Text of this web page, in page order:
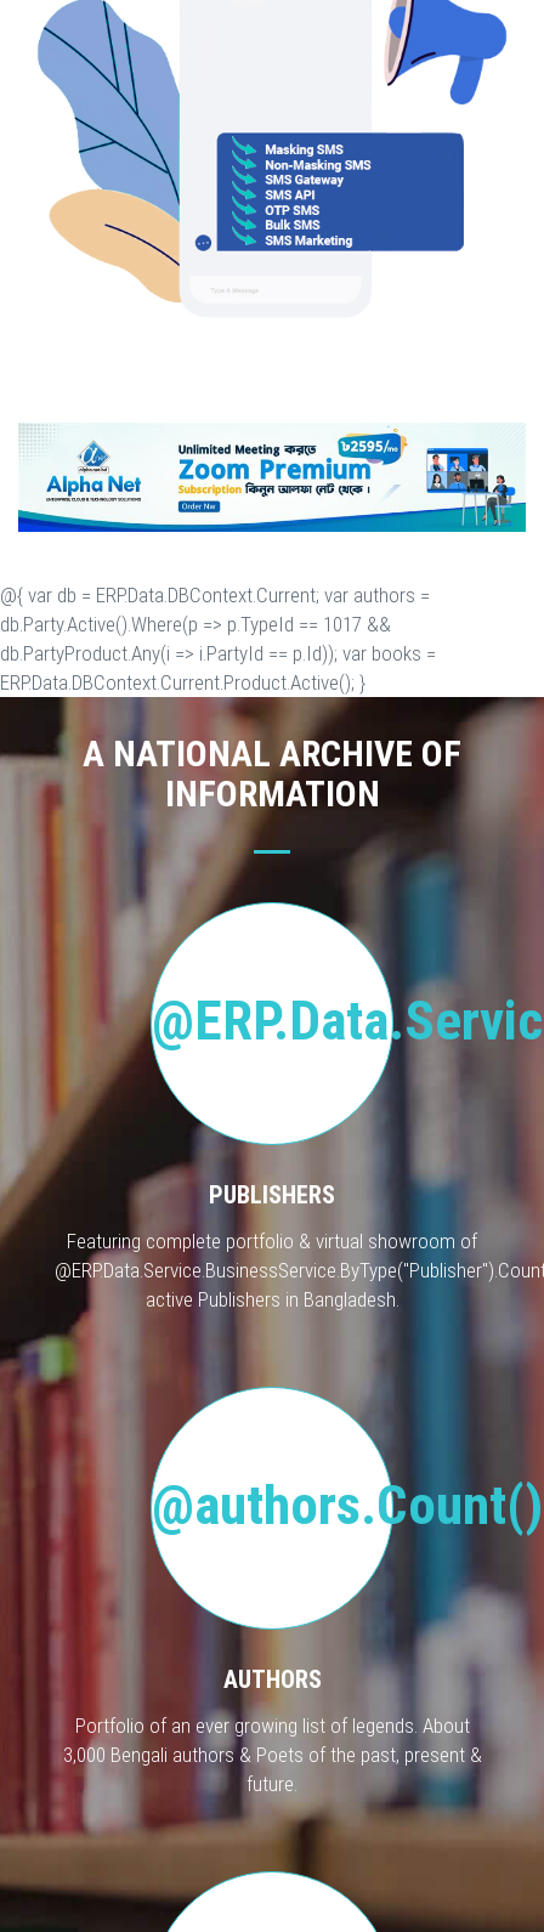
@{ var db = ERP.Data.DBContext.Current; var authors =
db.Party.Active().Where(p => p.TypeId == 1017 &&
db.PartyProduct.Any(i => i.PartyId == p.Id)); var books =
ERP.Data.DBContext.Current.Product.Active(); }
A NATIONAL ARCHIVE OF
INFORMATION
PUBLISHERS
Featuring complete portfolio & virtual showroom of
active Publishers in Bangladesh.
AUTHORS
Portfolio of an ever growing list of legends. About
3,000 Bengali authors & Poets of the past, present &
future.